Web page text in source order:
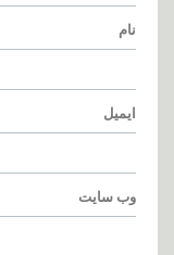
نام
ایمیل
وب‌ سایت